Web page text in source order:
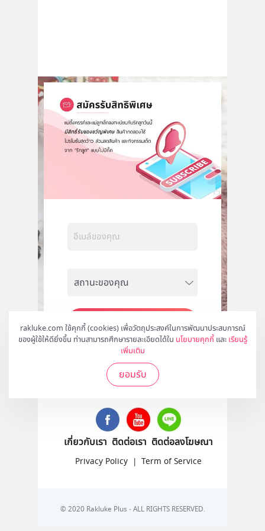
rakluke.com ใช้คุกกี้ (cookies) เพื่อวัตถุประสงค์ในการพัฒนาประสบการณ์
ของผู้ใช้ให้ดียิ่งขึ้น ท่านสามารถศึกษารายละเอียดได้ใน นโยบายคุกกี้ และ เรียนรู้
เพิ่มเติม
ยอมรับ
สมัคร
ติดตามเราได้ที่
เกี่ยวกับเรา ติดต่อเรา ติดต่อลงโฆษณา
Privacy Policy | Term of Service
© 2020 Rakluke Plus - ALL RIGHTS RESERVED.